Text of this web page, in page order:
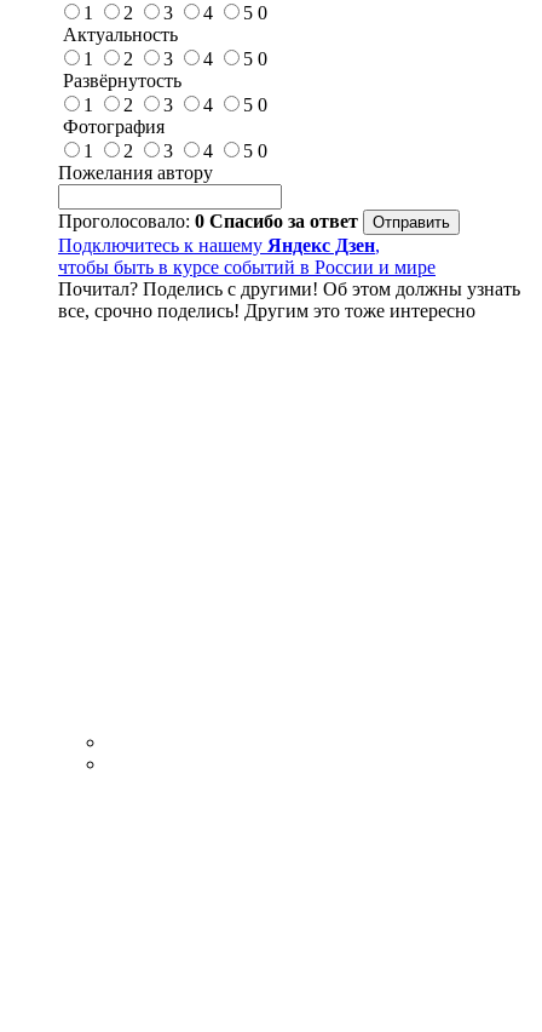
1
2 3 4 5 0
Актуальность
1
2 3 4 5 0
Развёрнутость
1
2 3 4 5 0
Фотография
1
2 3 4 5 0
Пожелания автору
Проголосовало: 0 Спасибо за ответ
Подключитесь к нашему Яндекс Дзен,
чтобы быть в курсе событий в России и мире
Почитал? Поделись с другими! Об этом должны узнать
все, срочно поделись! Другим это тоже интересно